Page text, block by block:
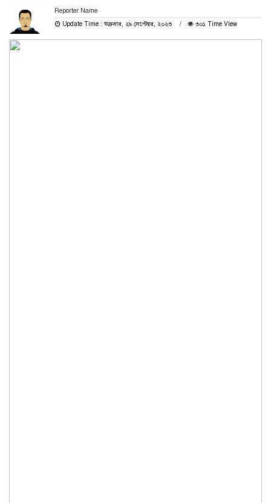
Reporter Name
Update Time : শুক্রবার, ২৯ সেপ্টেম্বর, ২০২৩
৩০১ Time View